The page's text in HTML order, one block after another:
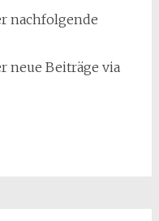
nachfolgende
neue Beiträge via